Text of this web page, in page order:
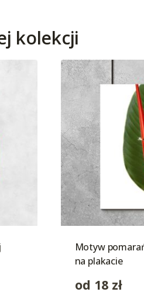
kolekcji
Motyw
na plakacie
od 18 zł